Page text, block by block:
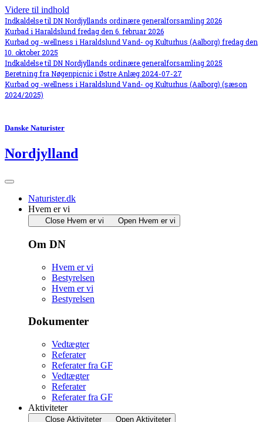
Videre til indhold
Indkaldelse til DN Nordjyllands ordinære generalforsamling 2026
Kurbad i Haraldslund fredag den 6. februar 2026
Kurbad og -wellness i Haraldslund Vand- og Kulturhus (Aalborg) fredag den
10. oktober 2025
Indkaldelse til DN Nordjyllands ordinære generalforsamling 2025
Beretning fra Nøgenpicnic i Østre Anlæg 2024-07-27
Kurbad og -wellness i Haraldslund Vand- og Kulturhus (Aalborg) (sæson
2024/2025)
Danske Naturister
Nordjylland
Naturister.dk
Hvem er vi
Close Hvem er vi Open Hvem er vi
Om DN
Hvem er vi
Bestyrelsen
Hvem er vi
Bestyrelsen
Dokumenter
Vedtægter
Referater
Referater fra GF
Vedtægter
Referater
Referater fra GF
Aktiviteter
Close Aktiviteter Open Aktiviteter